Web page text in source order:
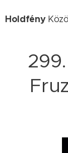
Holdfény